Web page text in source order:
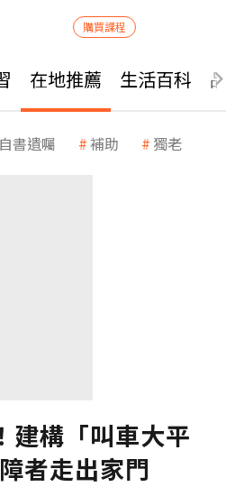
購買課程
在地推薦 生活百科
自書遺囑 補助 獨老
建構「叫車大平
者走出家門